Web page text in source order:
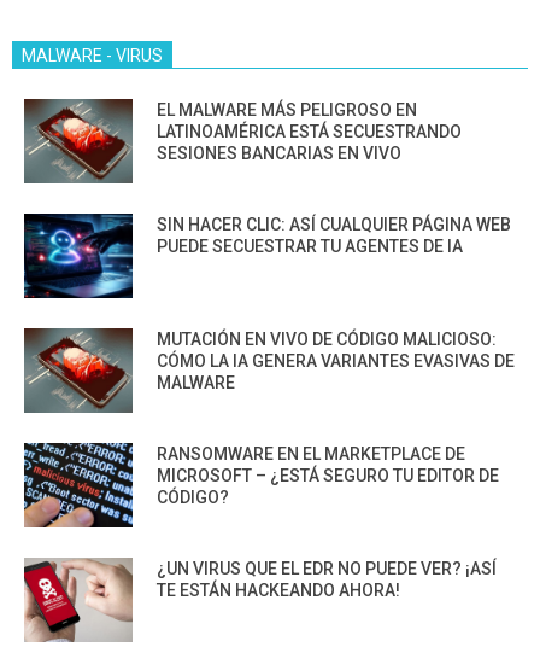
MALWARE - VIRUS
EL MALWARE MÁS PELIGROSO EN
LATINOAMÉRICA ESTÁ SECUESTRANDO
SESIONES BANCARIAS EN VIVO
SIN HACER CLIC: ASÍ CUALQUIER PÁGINA WEB
PUEDE SECUESTRAR TU AGENTES DE IA
MUTACIÓN EN VIVO DE CÓDIGO MALICIOSO:
CÓMO LA IA GENERA VARIANTES EVASIVAS DE
MALWARE
RANSOMWARE EN EL MARKETPLACE DE
MICROSOFT – ¿ESTÁ SEGURO TU EDITOR DE
CÓDIGO?
¿UN VIRUS QUE EL EDR NO PUEDE VER? ¡ASÍ
TE ESTÁN HACKEANDO AHORA!